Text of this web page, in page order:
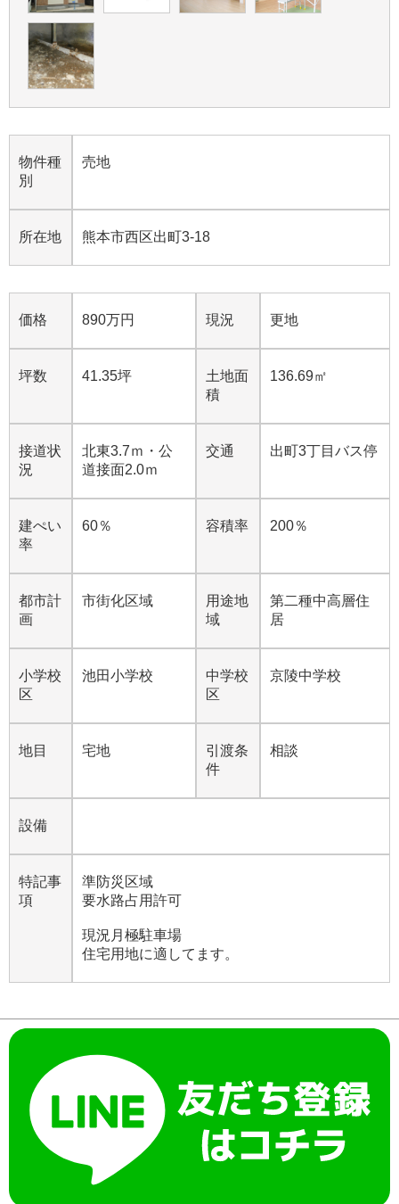
物件種
別
売地
所在地 熊本市西区出町3-18
価格 890万円 現況 更地
坪数 41.35坪
土地面
積
136.69㎡
接道状
況
北東3.7ｍ・公
道接面2.0ｍ
交通 出町3丁目バス停
建ぺい
率
60％ 容積率 200％
都市計
画
市街化区域
用途地
域
第二種中高層住
居
小学校
区
池田小学校
中学校
区
京陵中学校
地目 宅地
引渡条
件
相談
設備
特記事
項
準防災区域
要水路占用許可
現況月極駐車場
住宅用地に適してます。